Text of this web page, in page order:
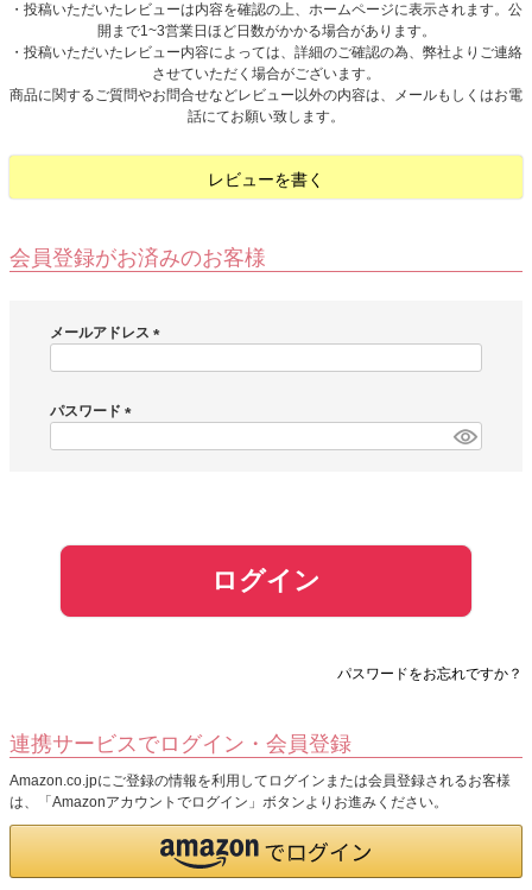
会社概要
お客様へのお知
・投稿いただいたレビューは内容を確認の上、ホームページに表示されます。公
開まで1~3営業日ほど日数がかかる場合があります。
・投稿いただいたレビュー内容によっては、詳細のご確認の為、弊社よりご連絡
させていただく場合がございます。
商品に関するご質問やお問合せなどレビュー以外の内容は、メールもしくはお電
話にてお願い致します。
レビューを書く
会員登録がお済みのお客様
メールアドレス
)
パスワード
ログイン
パスワードをお忘れですか？
連携サービスでログイン・会員登録
Amazon.co.jpにご登録の情報を利用してログインまたは会員登録されるお客様
は、「Amazonアカウントでログイン」ボタンよりお進みください。